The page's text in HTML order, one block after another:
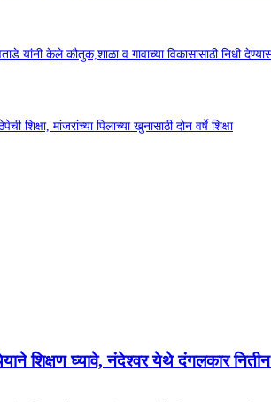
यांनी केले कौतुक,शाळा व गावाच्या विकासासाठी निधी
मांजरांच्या पिलाच्या खुनासाठी दोन वर्षे शिक्षा
शिक्षण घ्यावे, नंदेश्वर येथे दंगलकार